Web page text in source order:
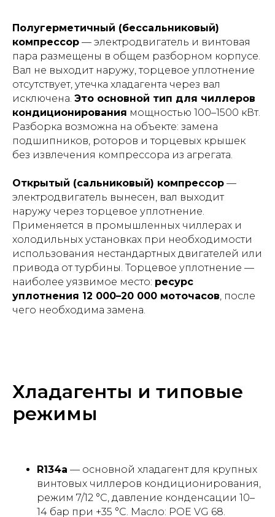
Полугерметичный (бессальниковый)
компрессор — электродвигатель и винтовая
пара размещены в общем разборном корпусе.
Вал не выходит наружу, торцевое уплотнение
отсутствует, утечка хладагента через вал
исключена. Это основной тип для чиллеров
кондиционирования мощностью 100–1500 кВт.
Разборка возможна на объекте: замена
подшипников, роторов и торцевых крышек
без извлечения компрессора из агрегата.
Открытый (сальниковый) компрессор —
электродвигатель вынесен, вал выходит
наружу через торцевое уплотнение.
Применяется в промышленных чиллерах и
холодильных установках при необходимости
использования нестандартных двигателей или
привода от турбины. Торцевое уплотнение —
наиболее уязвимое место: ресурс
уплотнения 12 000–20 000 моточасов, после
чего необходима замена.
Хладагенты и типовые
режимы
R134a — основной хладагент для крупных
винтовых чиллеров кондиционирования,
режим 7/12 °С, давление конденсации 10–
14 бар при +35 °С. Масло: POE VG 68.